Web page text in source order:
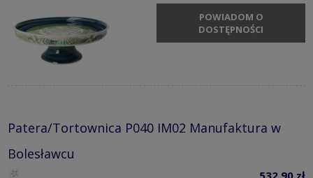
POWIADOM O
DOSTĘPNOŚCI
Patera/Tortownica P040 IM02 Manufaktura w
Bolesławcu
532,90 zł